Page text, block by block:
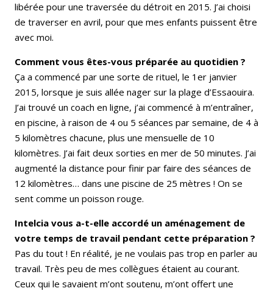
libérée pour une traversée du détroit en 2015. J’ai choisi
de traverser en avril, pour que mes enfants puissent être
avec moi.
Comment vous êtes-vous préparée au quotidien ?
Ça a commencé par une sorte de rituel, le 1er janvier
2015, lorsque je suis allée nager sur la plage d’Essaouira.
J’ai trouvé un coach en ligne, j’ai commencé à m’entraîner,
en piscine, à raison de 4 ou 5 séances par semaine, de 4 à
5 kilomètres chacune, plus une mensuelle de 10
kilomètres. J’ai fait deux sorties en mer de 50 minutes. J’ai
augmenté la distance pour finir par faire des séances de
12 kilomètres… dans une piscine de 25 mètres ! On se
sent comme un poisson rouge.
Intelcia vous a-t-elle accordé un aménagement de
votre temps de travail pendant cette préparation ?
Pas du tout ! En réalité, je ne voulais pas trop en parler au
travail. Très peu de mes collègues étaient au courant.
Ceux qui le savaient m’ont soutenu, m’ont offert une